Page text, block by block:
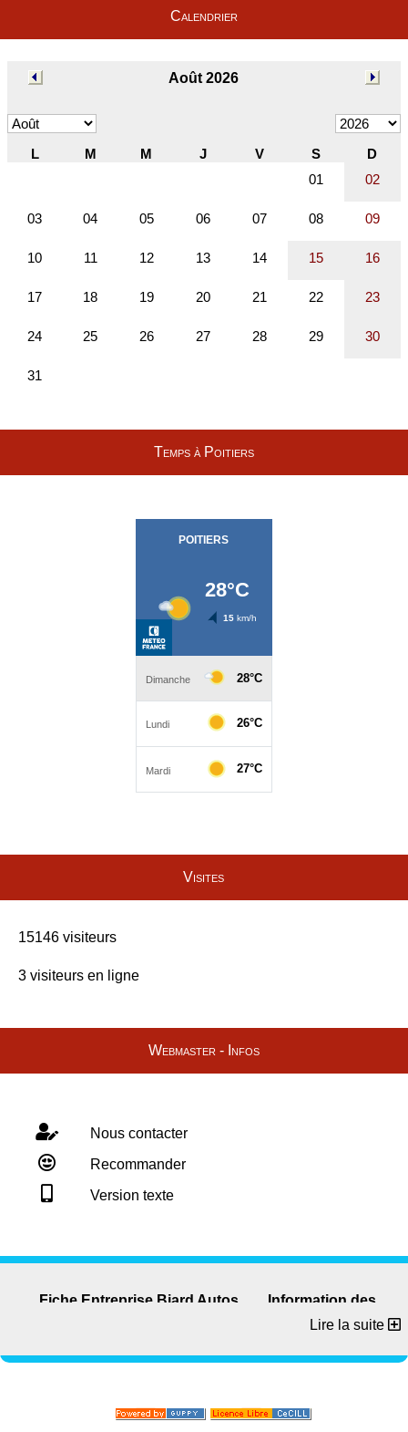
Calendrier
Temps à Poitiers
Visites
15146 visiteurs
3 visiteurs en ligne
Webmaster - Infos
Nous contacter
Recommander
Version texte
Fiche Entreprise Biard Autos
Information des
Lire la suite